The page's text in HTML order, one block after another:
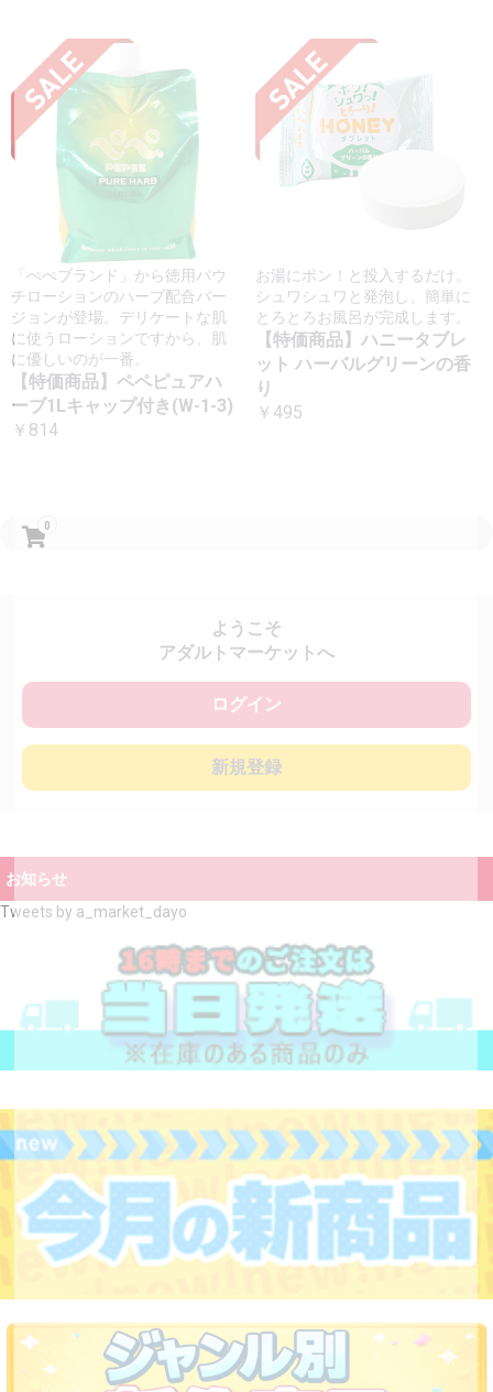
0
ようこそ
アダルトマーケットへ
ログイン
新規登録
お知らせ
Tweets by a_market_dayo
「ぺぺブランド」から徳用パウ
チローションのハーブ配合バー
ジョンが登場。デリケートな肌
に使うローションですから、肌
に優しいのが一番。
【特価商品】ペペピュアハ
ーブ1Lキャップ付き(W-1-3)
￥814
お湯にポン！と投入するだけ。
シュワシュワと発泡し、簡単に
とろとろお風呂が完成します。
【特価商品】ハニータブレ
ット ハーバルグリーンの香
り
￥495